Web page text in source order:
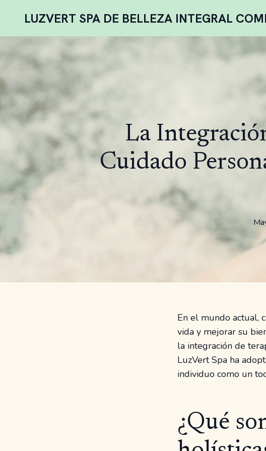
LUZVERT SPA DE BELLEZA INTEGRAL
La
Cuidado
En el mundo actual,
vida y mejorar su
la integración de
LuzVert Spa ha
individuo como un
¿Qué